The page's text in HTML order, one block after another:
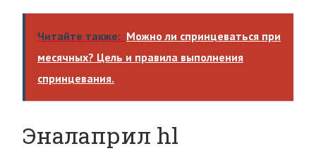
Читайте также: Можно ли спринцеваться при
месячных? Цель и правила выполнения
спринцевания.
Эналаприл hl